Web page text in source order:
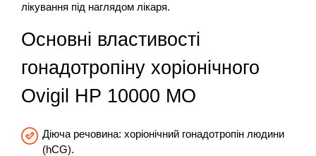
лікування під наглядом лікаря.
Основні властивості
гонадотропіну хоріонічного
Ovigil HP 10000 МО
Діюча речовина: хоріонічний гонадотропін людини
(hCG).